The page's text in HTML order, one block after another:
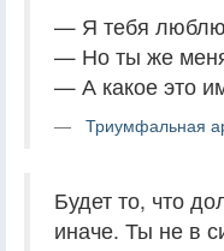
— Я тебя
— Но ты же меня
— А какое это
Триумфальная
Будет то, что
иначе. Ты не в